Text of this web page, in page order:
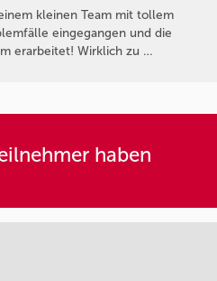
kleinen Team mit tollem
eingegangen und die
erarbeitet! Wirklich zu …
haben